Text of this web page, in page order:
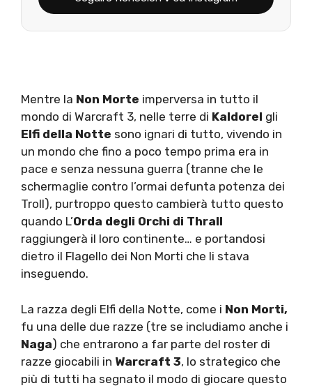
Mentre la Non Morte imperversa in tutto il
mondo di Warcraft 3, nelle terre di Kaldorel gli
Elfi della Notte sono ignari di tutto, vivendo in
un mondo che fino a poco tempo prima era in
pace e senza nessuna guerra (tranne che le
schermaglie contro l’ormai defunta potenza dei
Troll), purtroppo questo cambierà tutto questo
quando L’Orda degli Orchi di Thrall
raggiungerà il loro continente… e portandosi
dietro il Flagello dei Non Morti che li stava
inseguendo.
La razza degli Elfi della Notte, come i Non Morti,
fu una delle due razze (tre se includiamo anche i
Naga) che entrarono a far parte del roster di
razze giocabili in Warcraft 3, lo strategico che
più di tutti ha segnato il modo di giocare questo